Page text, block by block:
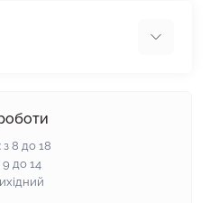
8 до 18
9 до 14